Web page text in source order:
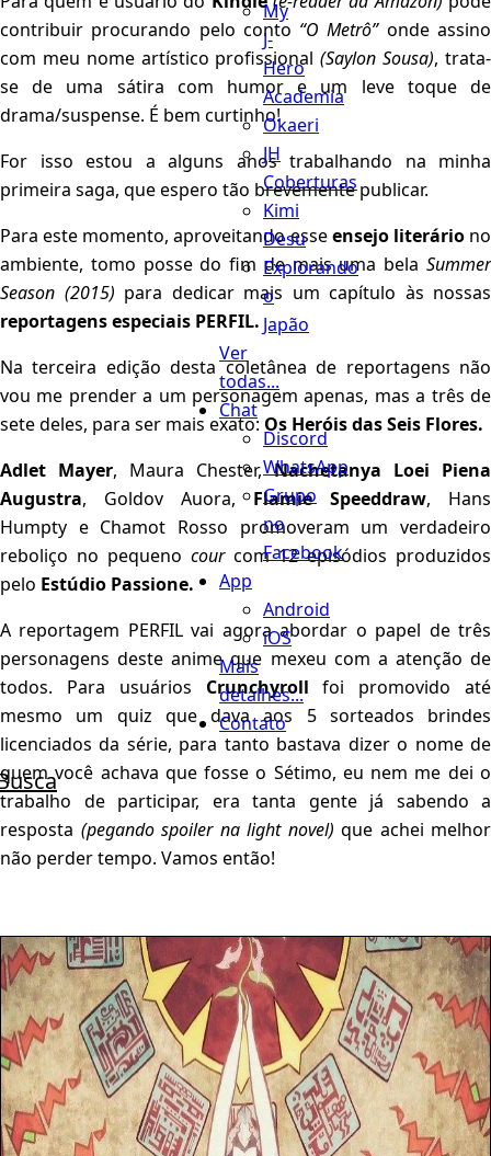
My
J-
Hero
Academia
Okaeri
JH
Coberturas
Kimi
Desu
Explorando
o
Japão
Ver
todas...
Chat
Discord
WhatsApp
Grupo
no
Facebook
App
Android
iOS
Mais
detalhes...
Contato
contribuir procurando pelo conto “O Metrô”onde assino
com meu nome artístico profissional(Saylon Sousa), trata-
se de uma sátira com humor e um leve toque de
drama/suspense. É bem curtinho!
For isso estou a alguns anos trabalhando na minha
primeira saga, que espero tão brevemente publicar.
Para este momento, aproveitando esseensejo literáriono
ambiente, tomo posse do fim de mais uma bela Summer
Season (2015) para dedicar mais um capítulo às nossas
reportagens especiais PERFIL.
Na terceira edição desta coletânea de reportagens não
vou me prender a um personagem apenas, mas a três de
sete deles, para ser mais exato: Os Heróis das Seis Flores.
Adlet Mayer, Maura Chester,Nachetanya Loei Piena
Augustra, Goldov Auora,Flamie Speeddraw, Hans
Humpty e Chamot Rosso promoveram um verdadeiro
reboliço no pequeno courcom 12 episódios produzidos
pelo Estúdio Passione.
A reportagem PERFIL vai agora abordar o papel de três
personagens deste anime que mexeu com a atenção de
todos. Para usuários Crunchyroll foi promovido até
mesmo um quiz que dava aos 5 sorteados brindes
licenciados da série, para tanto bastava dizer o nome de
quem você achava que fosse o Sétimo, eu nem me dei o
trabalho de participar, era tanta gente já sabendo a
resposta (pegando spoiler na light novel) que achei melhor
não perder tempo. Vamos então!